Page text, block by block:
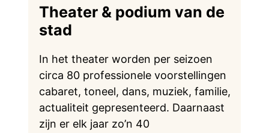
Theater & podium van de
stad
In het theater worden per seizoen
circa 80 professionele voorstellingen
cabaret, toneel, dans, muziek, familie,
actualiteit gepresenteerd. Daarnaast
zijn er elk jaar zo’n 40